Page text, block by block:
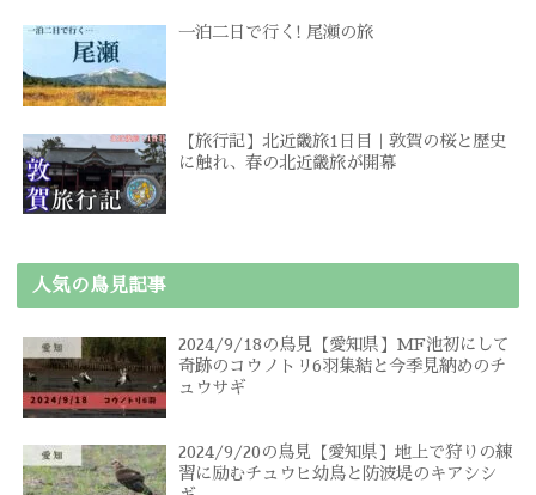
一泊二日で行く! 尾瀬の旅
【旅行記】北近畿旅1日目｜敦賀の桜と歴史
に触れ、春の北近畿旅が開幕
人気の鳥見記事
2024/9/18の鳥見【愛知県】MF池初にして
奇跡のコウノトリ6羽集結と今季見納めのチ
ュウサギ
2024/9/20の鳥見【愛知県】地上で狩りの練
習に励むチュウヒ幼鳥と防波堤のキアシシ